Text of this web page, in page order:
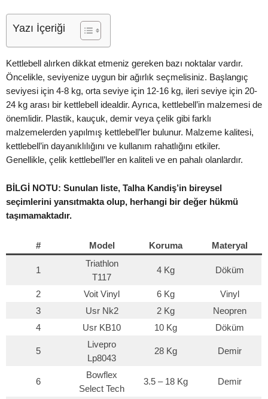
Yazı İçeriği
Kettlebell alırken dikkat etmeniz gereken bazı noktalar vardır.
Öncelikle, seviyenize uygun bir ağırlık seçmelisiniz. Başlangıç
seviyesi için 4-8 kg, orta seviye için 12-16 kg, ileri seviye için 20-
24 kg arası bir kettlebell idealdir. Ayrıca, kettlebell’in malzemesi de
önemlidir. Plastik, kauçuk, demir veya çelik gibi farklı
malzemelerden yapılmış kettlebell’ler bulunur. Malzeme kalitesi,
kettlebell’in dayanıklılığını ve kullanım rahatlığını etkiler.
Genellikle, çelik kettlebell’ler en kaliteli ve en pahalı olanlardır.
BİLGİ NOTU: Sunulan liste, Talha Kandiş’in bireysel
seçimlerini yansıtmakta olup, herhangi bir değer hükmü
taşımamaktadır.
# Model Koruma Materyal
1
Triathlon
T117
4 Kg Döküm
2 Voit Vinyl 6 Kg
Vinyl
3
Usr Nk2 2 Kg
Neopren
4
Usr KB10 10 Kg Döküm
5
Livepro
Lp8043
28 Kg Demir
6
Bowflex
Select Tech
3.5 – 18 Kg Demir